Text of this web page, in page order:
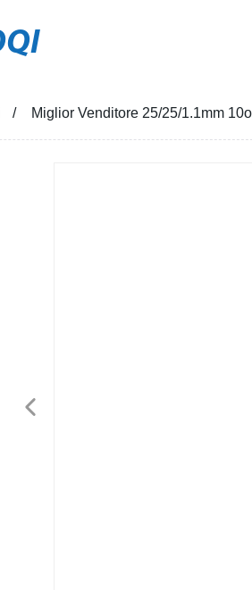
Miglior Venditore 25/25/1.1mm